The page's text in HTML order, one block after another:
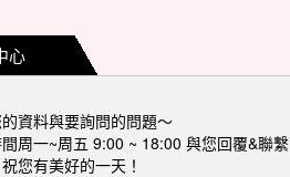
心
資料與要詢問的問題～
周一~周五 9:00 ~ 18:00 與您回覆&聯繫
您有美好的一天！